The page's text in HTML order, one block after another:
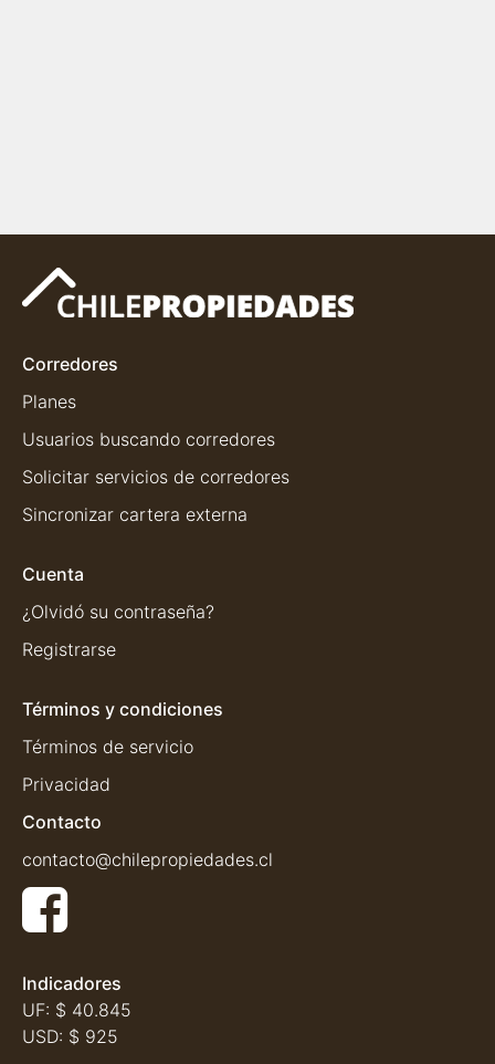
Corredores
Planes
Usuarios buscando corredores
Solicitar servicios de corredores
Sincronizar cartera externa
Cuenta
¿Olvidó su contraseña?
Registrarse
Términos y condiciones
Términos de servicio
Privacidad
Contacto
contacto@chilepropiedades.cl
Indicadores
UF: $ 40.845
USD: $ 925